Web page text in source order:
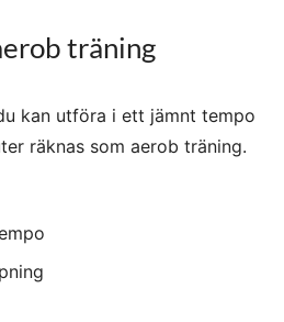
träning
kan utföra i ett jämnt tempo
räknas som aerob träning.